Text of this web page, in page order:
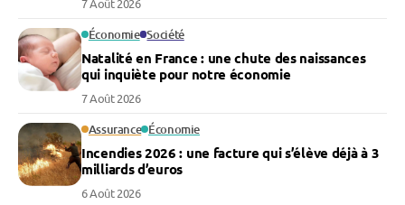
Économie Société
Natalité en France : une chute des naissances
qui inquiète pour notre économie
7 Août 2026
Assurance Économie
Incendies 2026 : une facture qui s’élève déjà à 3
milliards d’euros
6 Août 2026